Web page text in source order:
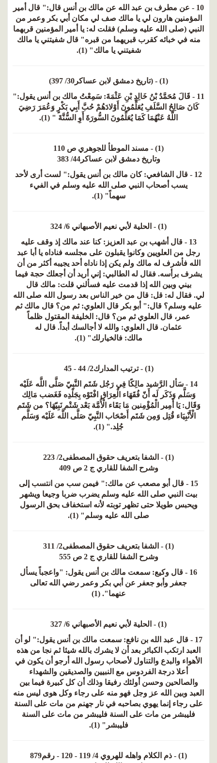
10 - عن مطرف بن عبد الله عن مالك بن أنس قال:" قال أمير
المؤمنين هارون لي يا مالك صف لي مكان أبي بكر وعمر من
النبي (صلى الله عليه وسلم) فقلت له: يا أمير المؤمنين قربهما
منه في خبائه كقرب قبريهما من قبره" قال شفيتني يا مالك
شفيتني يا مالك" (1).
(1) - (تاريخ دمشق لابن عساكر30/ 397)
11 - قَالَ مُحَمَّدُ بْنُ خَالِدِ بْنِ عَثْمَةَ: سَمِعْتُ مالك بن أنس يقول:"
كَانَ صَالِحُ السَّلَفِ يُعَلِّمُونَ أَوْلادَهُمْ حُبَّ أَبِي بَكْرٍ وَعُمَرَ رَضِيَ
اللَّهُ عَنْهُمَا كَمَا يُعَلِّمُونَ السُّورَةَ أَوِ السُّنَّةَ " (1).
(1) - مسند الموطأ للجوهري ص 110
وتاريخ دمشق لابن عساكر44/ 383
12 - قال الشافعي: كان مالك بن أنس يقول:" لست أرى لأحد
يسب أصحاب النبي صلى الله عليه وسلم في الفيء
سهماً" (1).
(1) - الحلية لأبي نعيم الأصبهاني 6/ 324
13 - قال أشهب بن عبد العزيز: كنا عند مالك إذ وقف عليه
رجل من العلويين وكانوا يقبلون على مجلسه فناداه يا أبا عبد
الله فأشرف له مالك ولم يكن إذا ناداه أحد يجيبه أكثر من أن
يشرف برأسه. فقال له الطالبي: إني أريد أن أجعلك حجة فيما
بيني وبين الله إذا قدمت عليه فسألني قلت: مالك قال
لي. فقال له: قل: قال من خير الناس بعد رسول الله صلى الله
عليه وسلم؟ قال:" أبو بكر قال العلوي: ثم من؟ قال مالك ثم
عمر، قال العلوي ثم من؟ قال: الخليفة المقتول ظلماً
عثمان. قال العلوي: والله لا أجالسك أبداً. قال له
مالك: فالخيارلك" (1).
(1) - ترتيب المدارك2/ 44 - 45
14 - سَأل الرَّشيد مالِكًا فِي رَجُل شَتَم النَّبِيّ صَلَّى اللَّه عَلَيْه
وَسَلَّم وَذَكَر لَه أَنّ فُقَهَاء الْعِرَاق افْتَوْه بِجَلْدِه فَغَضب مَالِك
وَقَال: يَا أَمِير الْمُؤْمِنين مَا بَقَاء الْأُمَّة بَعْد شَتْم نَبِيّهَا؟ من شَتَم
الْأَنْبِيَاء قُتِل وَمِن شَتَم أَصْحَاب النَّبِيّ صَلَّى اللَّه عَلَيْه وَسَلَّم
جُلِد." (1).
(1) - الشفا بتعريف حقوق المصطفى2/ 223
وشرح الشفا للقاري ج 2 ص 409
15 - قال أبو مصعب عن مالك:" فيمن سب من انتسب إلى
بيت النبي صلى الله عليه وسلم يضرب ضربا وجيعا ويشهر
ويحبس طويلا حتى تظهر توبته لأنه استخفاف بحق الرسول
صلى الله عليه وسلم" (1).
(1) - الشفا بتعريف حقوق المصطفى2/ 311
وشرح الشفا للقاري ج 2 ص 555
16 - قال وكيع: سمعت مالك بن أنس يقول: "واعجباً يسأل
جعفر وأبو جعفر عن أبي بكر وعمر رضي الله تعالى
عنهما". (1)
(1) - الحلية لأبي نعيم الأصبهاني 6/ 327
17 - قال عبد الله بن نافع: سمعت مالك بن أنس يقول:" لو أن
العبد ارتكب الكبائر بعد أن لا يشرك بالله شيئا ثم نجا من هذه
الأهواء والبدع والتناول لأصحاب رسول الله أرجو أن يكون في
أعلا درجة الفردوس مع النبيين والصديقين والشهداء
والصالحين وحسن أولئك رفيقا وذلك أن كل كبيرة فيما بين
العبد وبين الله عز وجل فهو منه على رجاء وكل هوى ليس منه
على رجاء إنما يهوي بصاحبه في نار جهنم من مات على السنة
فليبشر من مات على السنة فليبشر من مات على السنة
فليبشر" (1).
(1) - ذم الكلام واهله للهروي 4/ 119 - 120 - رقم879